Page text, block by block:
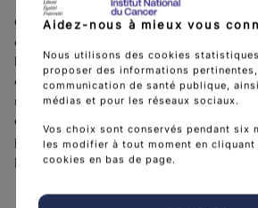
Cette chaire vise à accroître et diffuser
connaissances portant plus
l’accompagnement et l’ajustement des
cancer et leur entourage à la maladie.
notamment sur la conception,
de modélisations interventionnelles
perspective d’optimisation des
parcours et des soins.
Aidez-nous à mieux vous
Nous utilisons des cookies
proposer des informations
communication de santé publique,
médias et pour les réseaux sociaux.
Vos choix sont conservés pendant six
les modifier à tout moment en
cookies en bas de page.